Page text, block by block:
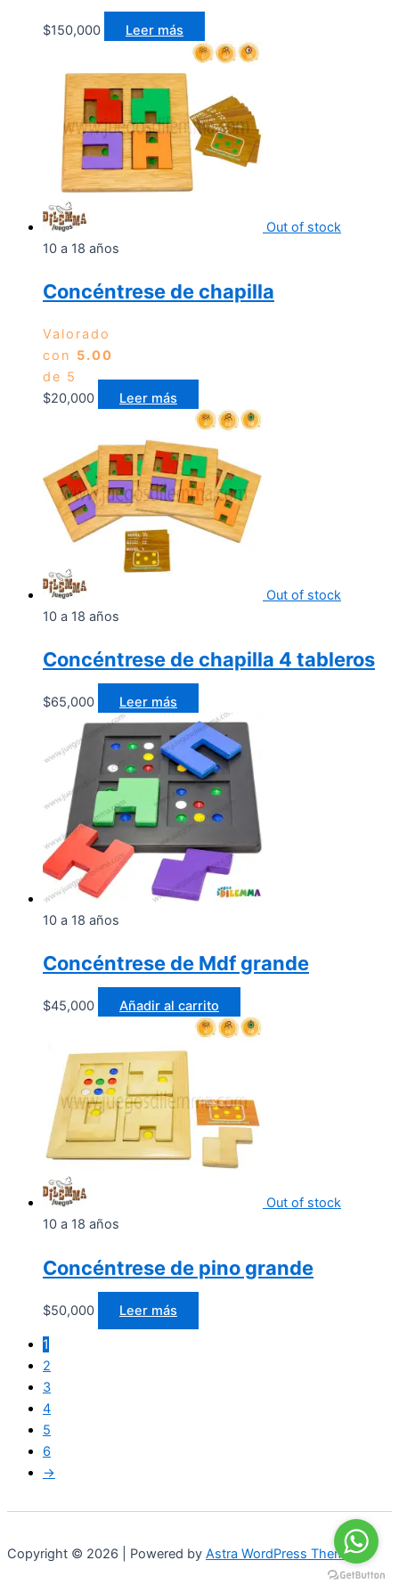
$150,000 Leer más
Out of stock
10 a 18 años
Concéntrese de chapilla
Valorado
con 5.00
de 5
$20,000 Leer más
Out of stock
10 a 18 años
Concéntrese de chapilla 4 tableros
$65,000 Leer más
10 a 18 años
Concéntrese de Mdf grande
$45,000 Añadir al carrito
Out of stock
10 a 18 años
Concéntrese de pino grande
$50,000 Leer más
1
2
3
4
5
6
→
Copyright © 2026 | Powered by Astra WordPress Theme